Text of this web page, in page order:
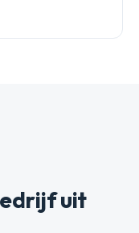
uit